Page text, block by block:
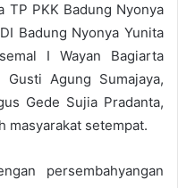
TP PKK Badung Nyonya
Badung Nyonya Yunita
I Wayan Bagiarta
Agung Sumajaya,
Gede Sujia Pradanta,
masyarakat setempat.
persembahyangan